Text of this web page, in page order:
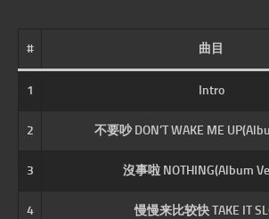
# 曲目
1 Intro
2 不要吵 DON’T WAKE ME
3 沒事啦 NOTHING(Album
4 慢慢来比较快 TAKE IT